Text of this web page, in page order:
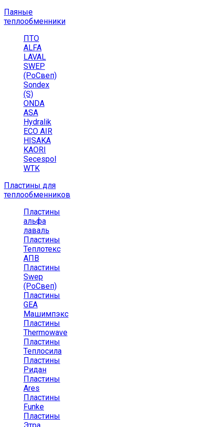
Паяные
теплообменники
ПТО
ALFA
LAVAL
SWEP
(РоСвеп)
Sondex
(S)
ONDA
ASA
Hydralik
ECO AIR
HISAKA
KAORI
Secespol
WTK
Пластины для
теплообменников
Пластины
альфа
лаваль
Пластины
Теплотекс
АПВ
Пластины
Swep
(РоСвеп)
Пластины
GEA
Машимпэкс
Пластины
Thermowave
Пластины
Теплосила
Пластины
Ридан
Пластины
Ares
Пластины
Funke
Пластины